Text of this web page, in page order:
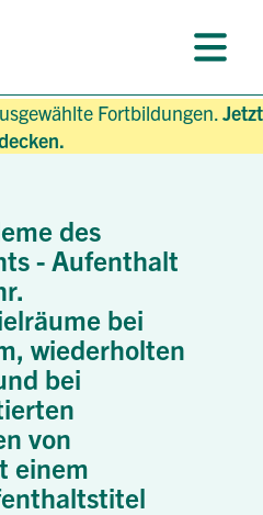
Fortbildungen.Jetzt
des
- Aufenthalt
bei
wiederholten
bei
von
einem